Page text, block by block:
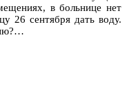
в больнице нет
26 сентября дать воду.